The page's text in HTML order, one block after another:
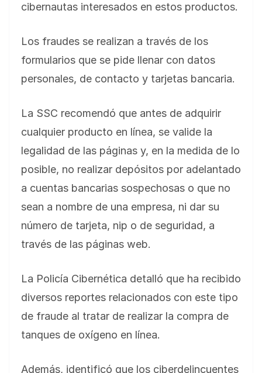
cibernautas interesados en estos productos.
Los fraudes se realizan a través de los
formularios que se pide llenar con datos
personales, de contacto y tarjetas bancaria.
La SSC recomendó que antes de adquirir
cualquier producto en línea, se valide la
legalidad de las páginas y, en la medida de lo
posible, no realizar depósitos por adelantado
a cuentas bancarias sospechosas o que no
sean a nombre de una empresa, ni dar su
número de tarjeta, nip o de seguridad, a
través de las páginas web.
La Policía Cibernética detalló que ha recibido
diversos reportes relacionados con este tipo
de fraude al tratar de realizar la compra de
tanques de oxígeno en línea.
Además, identificó que los ciberdelincuentes